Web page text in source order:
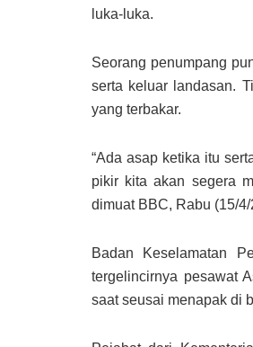
luka-luka.
Seorang penumpang
serta keluar landasan.
yang terbakar.
“Ada asap ketika itu
pikir kita akan segera
dimuat BBC, Rabu (15/4/
Badan Keselamatan
tergelincirnya pesawat
saat seusai menapak di